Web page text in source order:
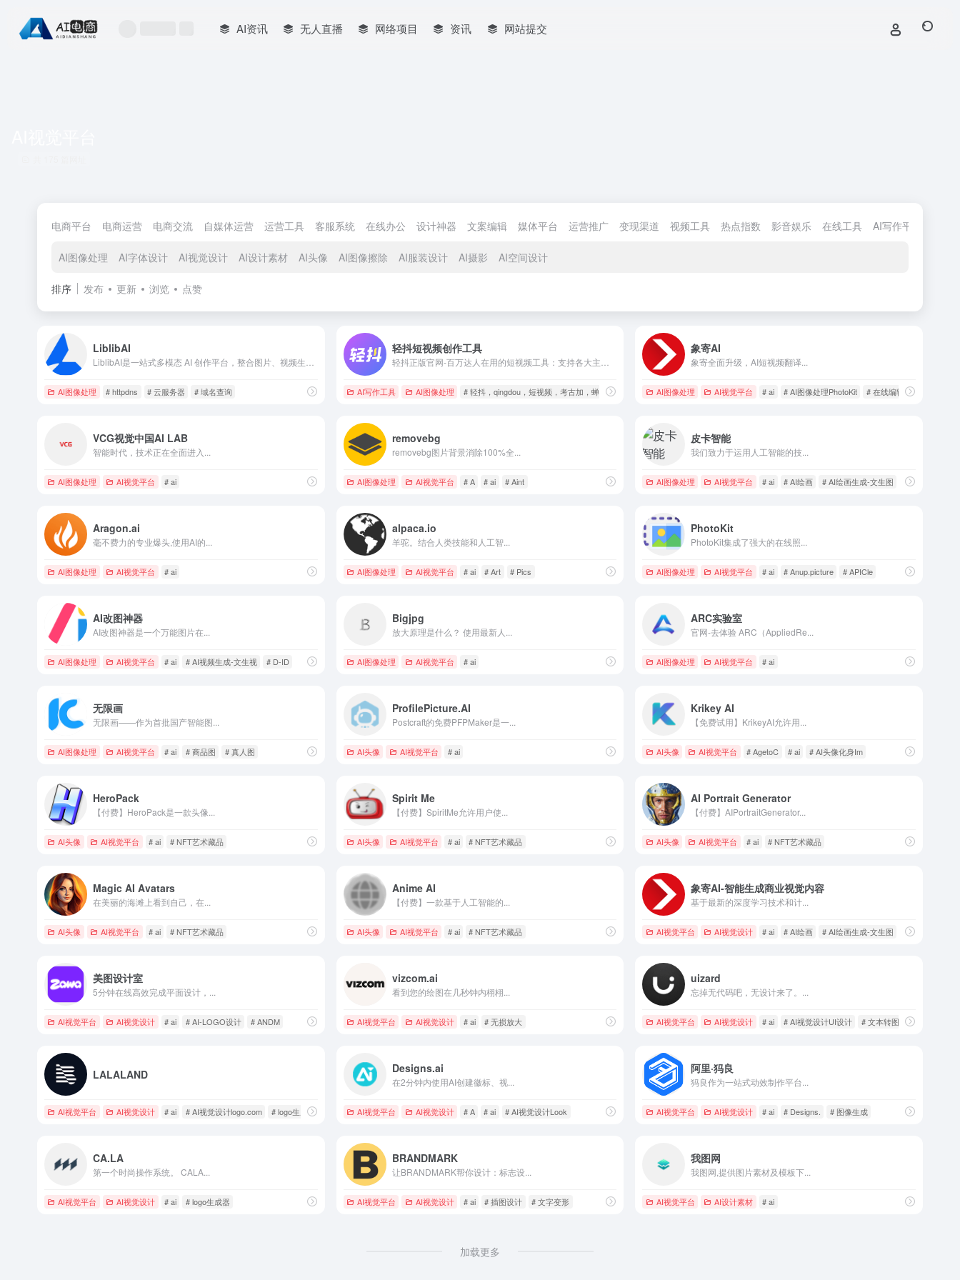
AI资讯 无人直播 网络项目 资讯 网站提交
电商平台 电商运营 电商交流 自媒体运营 运营工具 客服系统 在线办公 设计神器 文案编辑 媒体平台 运营推广 变现渠道 视频工具 热点指数 影音娱乐 在线工具 AI写作平台
AI图像处理 AI字体设计 AI视觉设计 AI设计素材 AI头像 AI图像擦除 AI服装设计 AI摄影 AI空间设计
排序 发布 更新 浏览 点赞
LiblibAI
AI图像处理 # httpdns # 云服务器 # 域名查询
轻抖短视频创作工具
AI写作工具 AI图像处理 # 轻抖，qingdou，短视频，考古加，蝉妈妈，灰豚，微博，抖音，快手，小红书，西瓜视频，微视，bi站，今日头条，排行榜，数据分析，创
象寄AI
象寄全面升级，AI短视频翻译...
AI图像处理 AI视觉平台 # ai # AI图像处理PhotoKit # 在线编辑器
VCG视觉中国AI LAB
智能时代，技术正在全面进入...
AI图像处理 AI视觉平台 # ai
removebg
removebg图片背景消除100%全...
AI图像处理 AI视觉平台 # A # ai # Aint
皮卡智能
我们致力于运用人工智能的技...
AI图像处理 AI视觉平台 # ai # AI绘画 # AI绘画生成-文生图
Aragon.ai
毫不费力的专业爆头,使用AI的...
AI图像处理 AI视觉平台 # ai
alpaca.io
羊驼。结合人类技能和人工智...
AI图像处理 AI视觉平台 # ai # Art # Pics
PhotoKit
PhotoKit集成了强大的在线照...
AI图像处理 AI视觉平台 # ai # Anup.picture # APICle
AI改图神器
AI改图神器是一个万能图片在...
AI图像处理 AI视觉平台 # ai # AI视频生成-文生视 # D-ID
Bigjpg
放大原理是什么？ 使用最新人...
AI图像处理 AI视觉平台 # ai
ARC实验室
官网-去体验 ARC（AppliedRe...
AI图像处理 AI视觉平台 # ai
无限画
无限画——作为首批国产智能图...
AI图像处理 AI视觉平台 # ai # 商品图 # 真人图
ProfilePicture.AI
Postcraft的免费PFPMaker是一...
AI头像 AI视觉平台 # ai
Krikey AI
【免费试用】KrikeyAI允许用...
AI头像 AI视觉平台 # AgetoC # ai # AI头像化身Im
HeroPack
【付费】HeroPack是一款头像...
AI头像 AI视觉平台 # ai # NFT艺术藏品
Spirit Me
【付费】SpiritMe允许用户使...
AI头像 AI视觉平台 # ai # NFT艺术藏品
AI Portrait Generator
【付费】AIPortraitGenerator...
AI头像 AI视觉平台 # ai # NFT艺术藏品
Magic AI Avatars
在美丽的海滩上看到自己，在...
AI头像 AI视觉平台 # ai # NFT艺术藏品
Anime AI
【付费】一款基于人工智能的...
AI头像 AI视觉平台 # ai # NFT艺术藏品
象寄AI-智能生成商业视觉内容
基于最新的深度学习技术和计...
AI视觉平台 AI视觉设计 # ai # AI绘画 # AI绘画生成-文生图
美图设计室
5分钟在线高效完成平面设计，...
AI视觉平台 AI视觉设计 # ai # AI-LOGO设计 # ANDM
vizcom.ai
看到您的绘图在几秒钟内栩栩...
AI视觉平台 AI视觉设计 # ai # 无损放大
uizard
忘掉无代码吧，无设计来了。...
AI视觉平台 AI视觉设计 # ai # AI视觉设计UI设计 # 文本转图像
LALALAND
AI视觉平台 AI视觉设计 # ai # AI视觉设计logo.com # logo生成器
Designs.ai
在2分钟内使用AI创建徽标、视...
AI视觉平台 AI视觉设计 # A # ai # AI视觉设计Look
阿里·犸良
犸良作为一站式动效制作平台...
AI视觉平台 AI视觉设计 # ai # Designs. # 图像生成
CA.LA
第一个时尚操作系统。 CALA...
AI视觉平台 AI视觉设计 # ai # logo生成器
BRANDMARK
让BRANDMARK帮你设计：标志设...
AI视觉平台 AI视觉设计 # ai # 插图设计 # 文字变形
我图网
我图网,提供图片素材及模板下...
AI视觉平台 AI设计素材 # ai
加载更多